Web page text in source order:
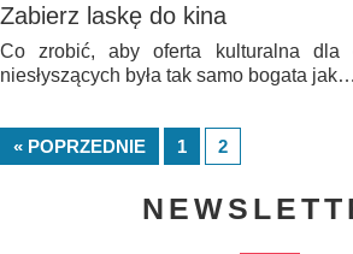
Zabierz laskę do kina
Co zrobić, aby oferta kulturalna dla
niesłyszących była tak samo bogata jak…
« POPRZEDNIE 1 2